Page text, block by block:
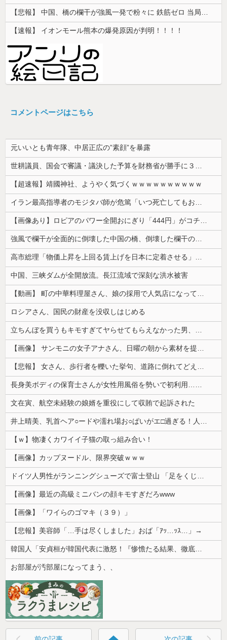
【速報】 イオンモール熊本の爆発原因が判明！！！！
コメントページはこちら
元いいとも青年隊、中居正広の”素顔”を暴露
世耕議員、国会で審議・議決した予算を財務省が勝手に３兆円動かしていると指摘・問題視
【超速報】靖國神社、ようやく気づくｗｗｗｗｗｗｗｗｗｗ
イラン最高指導者のモジタバ師が危篤「いつ死亡してもおかしくない」…イラン大統領「意思疎通はかなり難しい」！
【画像あり】ロピアのパワー全開おにぎり「444円」がコチラｗｗｗｗｗ
強風で欄干が全面的に倒壊した中国の橋、倒壊した欄干の破片を調べると凄まじい事実が発覚して……
高市総理「物価上昇を上回る賃上げを日本に定着させる」⇒ 国家公務員月給3.51％増へ
中国、三峡ダムが全開放流。長江流域で深刻な洪水被害
【動画】 町の中華料理屋さん、娘の採用で人気店になってしまう
ロシアさん、国民の財産を没収しはじめる
立ちんぼを買うもキモすぎてヤらせてもらえなかった男、代わりの足コキでまさかの大量身寸米青ｗｗｗ
【画像】 サンモニの女子アナさん、日曜の朝から素材を提供してしまう
【悲報】 女さん、歩行者を轢いた挙句、道路に倒れてどえらいことになってしまうw w w w w w w
長身美ボディの保育士さんが女性用風俗を勢いで初利用…子供に絶対見せられないメスの顔でイキまくり。
文在寅、航空未経験の娘婿を重役にして収賄で起訴された
井上晴美、乳首ヘア○ードや濡れ場お○ぱいがエ□過ぎる！人生最後のラスト写真集、最高！！
【ｗ】物凄くカワイイ子猫の取っ組み合い！
【画像】カップヌードル、限界突破ｗｗｗ
ドイツ人男性がランニングシューズで富士登山 「足をくじいて動けない」
【画像】最近の高級ミニバンの顔キモすぎだろwww
【画像】「ワイらのゴマキ（３９）」
【悲報】美容師「…手は尽くしました」おば「ｱｯ…ｯｽ…」→
韓国人「安貞桓が韓国代表に激怒！『惨憺たる結果、徹底的な刷新が必要だ』と監督や協会を痛烈批判」
お部屋が汚部屋になってまう、、